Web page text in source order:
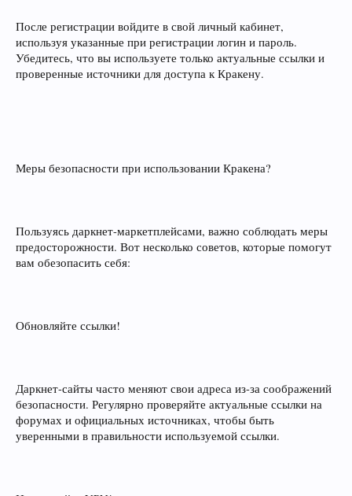
После регистрации войдите в свой личный кабинет,
используя указанные при регистрации логин и пароль.
Убедитесь, что вы используете только актуальные ссылки и
проверенные источники для доступа к Кракену.
Меры безопасности при использовании Кракена?
Пользуясь даркнет-маркетплейсами, важно соблюдать меры
предосторожности. Вот несколько советов, которые помогут
вам обезопасить себя:
Обновляйте ссылки!
Даркнет-сайты часто меняют свои адреса из-за соображений
безопасности. Регулярно проверяйте актуальные ссылки на
форумах и официальных источниках, чтобы быть
уверенными в правильности используемой ссылки.